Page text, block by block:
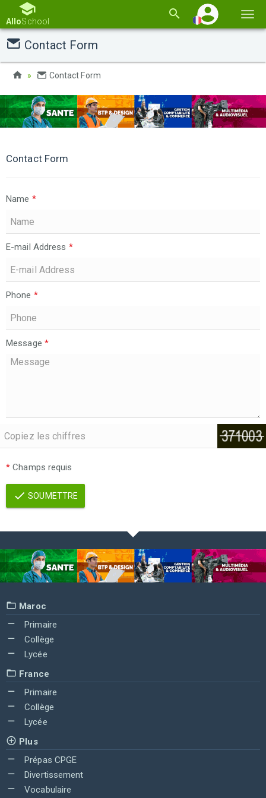
la
AlloSchool
Contact Form
Contact Form
Contact Form
Name *
E-mail Address *
Phone *
Message *
* Champs requis
SOUMETTRE
Maroc
Primaire
Collège
Lycée
France
Primaire
Collège
Lycée
Plus
Prépas CPGE
Divertissement
Vocabulaire